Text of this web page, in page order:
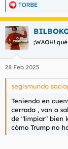
R
e
a
c
c
i
e
s
TORBE
¡WAOH!
28 Feb 2025
segismundo
Teniendo en
cerrada , van a
de "limpiar" bien
cómo Trump no